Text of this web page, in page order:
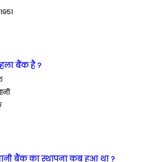
बैंक है ?
बैंक का स्थापना कब हुआ था ?